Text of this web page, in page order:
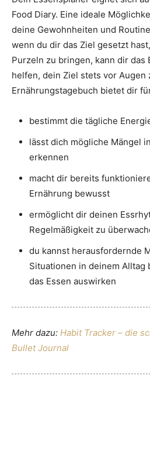
Food Diary. Eine ideale
deine Gewohnheiten und
wenn du dir das Ziel gesetzt
Purzeln zu bringen, kann dir das
helfen, dein Ziel stets vor Augen
Ernährungstagebuch bietet dir
bestimmt die tägliche
lässt dich mögliche Mängel
erkennen
macht dir bereits
Ernährung bewusst
ermöglicht dir deinen
Regelmäßigkeit zu
du kannst herausfordernde
Situationen in deinem Alltag
das Essen auswirken
Mehr dazu: Habit Tracker – die
Bullet Journal